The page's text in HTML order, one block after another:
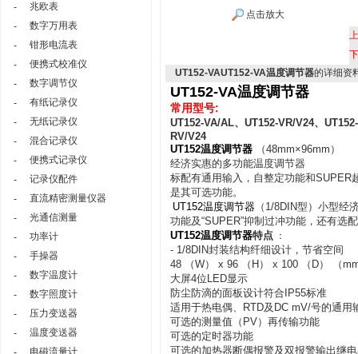
-
兆欧表
-
数字万用表
-
钳形电流表
-
便携式校准仪
-
数字调节仪
-
有纸记录仪
-
无纸记录仪
-
混合记录仪
-
便携式记录仪
-
记录仪配件
-
直流精密测量仪器
-
光通信测量
-
功率计
-
手操器
-
数字温度计
-
数字照度计
-
压力变送器
-
温度变送器
电磁流量计
点击放大
UT152-VAUT152-VA温度调节器的详细资
UT152-VA温度调节器
常用型号:
UT152-VA/AL、UT152-VR/V24、
RV/V24
UT152温度调节器 （48mm×96mm）
经济实惠的多功能温度调节器
标配有通用输入，自整定功能和SUPER
是其可选功能。
UT152温度调节器 （1/8DIN型）小型经
功能及“SUPER”抑制过冲功能，还有选
UT152温度调节器特点 ：
- 1/8DIN封装结构纤细设计，节省空间
48 （W） x 96 （H） x 100 （D） （
大屏4位LED显示
防尘防滴的面板设计符合IP55标准
适用于热电偶、RTD及DC mV/号的通用
可选的测量值（PV）再传输功能
可选的定时器功能
可选的加热器断偶报警及双报警输出继